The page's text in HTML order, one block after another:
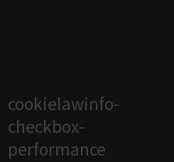
cookielawinfo-
checkbox-
performance